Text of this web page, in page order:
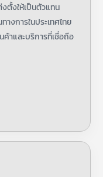
ตั้งให้เป็นตัวแทน
างการในประเทศไทย
าและบริการที่เชื่อถือ